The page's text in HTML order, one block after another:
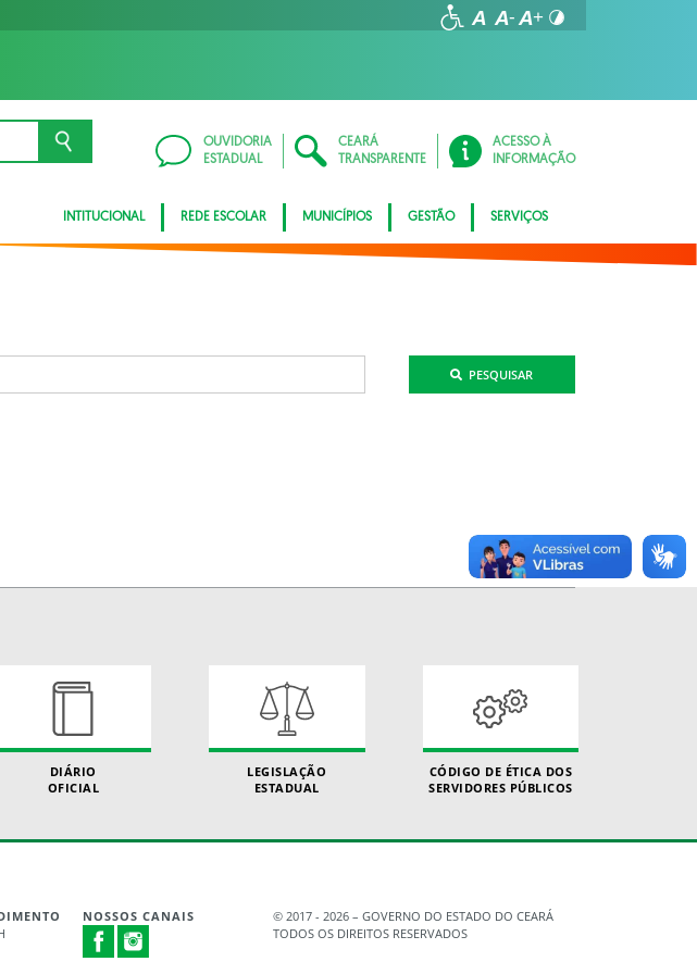
OUVIDORIA
ESTADUAL
CEARÁ
TRANSPARENTE
ACESSO À
INFORMAÇÃO
INTITUCIONAL REDE ESCOLAR MUNICÍPIOS GESTÃO SERVIÇOS
PESQUISAR
DIÁRIO
OFICIAL
LEGISLAÇÃO
ESTADUAL
CÓDIGO DE ÉTICA DOS
SERVIDORES PÚBLICOS
NOSSOS CANAIS
© 2017 - 2026 – GOVERNO DO ESTADO DO CEARÁ
TODOS OS DIREITOS RESERVADOS